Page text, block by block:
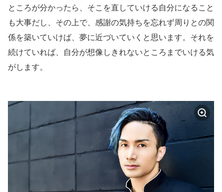
ところが分かったら、そこを直していける自分になること
も大事だし、その上で、感謝の気持ちを忘れず周りとの関
係を築いていけば、夢に近づいていくと思います。それを
続けていれば、自分が想像しきれないところまでいける気
がします。